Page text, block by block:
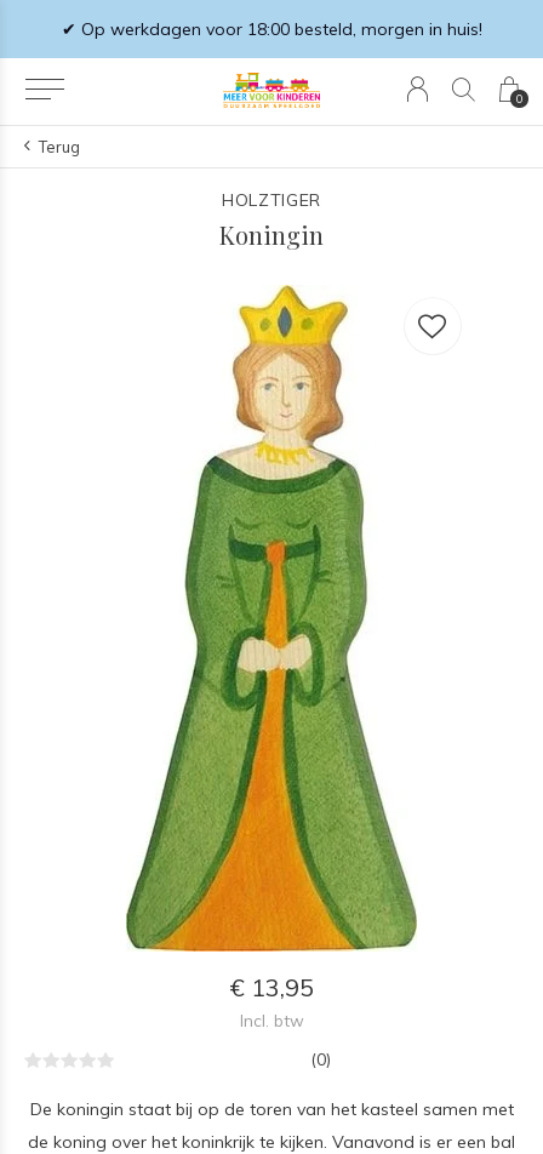
0
✔ Op werkdagen voor 18:00 besteld, morgen in huis!
Terug
HOLZTIGER
Koningin
€ 13,95
Incl. btw
(0)
De koningin staat bij op de toren van het kasteel samen met
de koning over het koninkrijk te kijken. Vanavond is er een bal